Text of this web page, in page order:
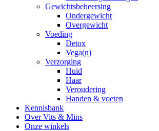
Gewichtsbeheersing
Ondergewicht
Overgewicht
Voeding
Detox
Vega(n)
Verzorging
Huid
Haar
Veroudering
Handen & voeten
Kennisbank
Over Vits & Mins
Onze winkels